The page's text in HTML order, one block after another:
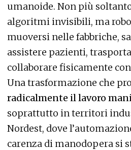
umanoide. Non più
algoritmi invisibili, ma
muoversi nelle fabbriche,
assistere pazienti,
collaborare fisicamente
Una trasformazione che
radicalmente il lavoro
soprattutto in territori
Nordest, dove
carenza di manodopera si